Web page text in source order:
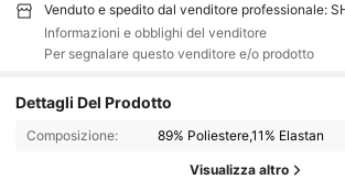
Venduto e spedito dal venditore professionale:
Informazioni e obblighi del venditore
Per segnalare questo venditore e/o prodotto
Dettagli Del Prodotto
Composizione: 89% Poliestere,11% Elastan
Visualizza altro